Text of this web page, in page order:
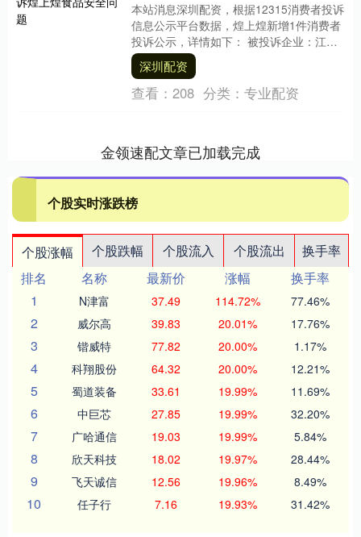
本站消息深圳配资，根据12315消费者投诉
信息公示平台数据，煌上煌新增1件消费者
投诉公示，详情如下： 被投诉企业：江西
煌上煌集团食品股份有限公司投诉基本信
息：2....
深圳配资
查看： 208 分类： 专业配资
金领速配文章已加载完成
个股实时涨跌榜
个股涨幅 个股跌幅 个股流入 个股流出
换手率
排名
名称 最新价 涨幅
换手率
1
N津富 37.49 114.72% 77.46%
2 威尔高 39.83 20.01% 17.76%
3 锴威特 77.82 20.00% 1.17%
4 科翔股份 64.32 20.00% 12.21%
5 蜀道装备 33.61 19.99% 11.69%
6 中巨芯 27.85 19.99% 32.20%
7 广哈通信 19.03 19.99% 5.84%
8 欣天科技 18.02 19.97% 28.44%
9 飞天诚信 12.56 19.96% 8.49%
10 任子行 7.16 19.93% 31.42%